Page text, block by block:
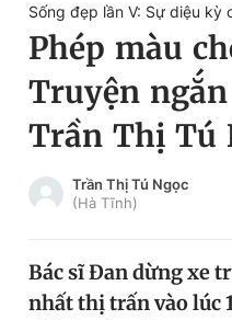
Chuyên mục
Chuyên mục khác
Chào ngày mới
Video
Đổi mật khẩu
Tin đã lưu
Tin đã xem
Đăng xuất
Sống đẹp lần V: Sự diệu kỳ
Phép màu
Truyện
Trần Thị Tú
Trần Thị Tú Ngọc
(Hà Tĩnh)
Bác sĩ Đan dừng xe
nhất thị trấn vào lúc